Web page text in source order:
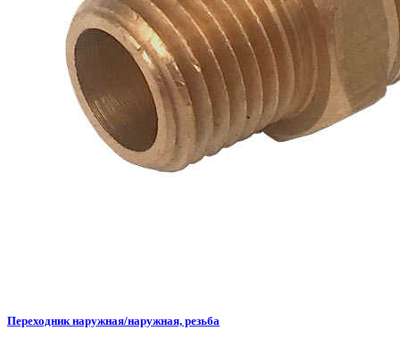
Переходник наружная/наружная, резьба